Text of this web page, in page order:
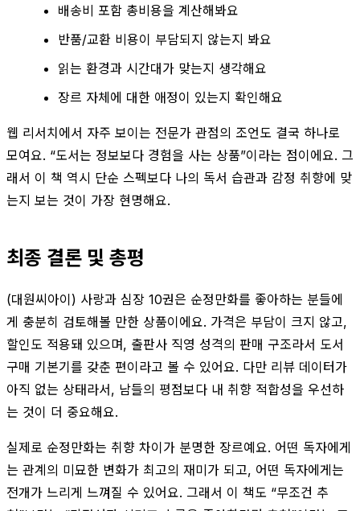
배송비 포함 총비용을 계산해봐요
반품/교환 비용이 부담되지 않는지 봐요
읽는 환경과 시간대가 맞는지 생각해요
장르 자체에 대한 애정이 있는지 확인해요
웹 리서치에서 자주 보이는 전문가 관점의 조언도 결국 하나로
모여요. “도서는 정보보다 경험을 사는 상품”이라는 점이에요. 그
래서 이 책 역시 단순 스펙보다 나의 독서 습관과 감정 취향에 맞
는지 보는 것이 가장 현명해요.
최종 결론 및 총평
(대원씨아이) 사랑과 심장 10권은 순정만화를 좋아하는 분들에
게 충분히 검토해볼 만한 상품이에요. 가격은 부담이 크지 않고,
할인도 적용돼 있으며, 출판사 직영 성격의 판매 구조라서 도서
구매 기본기를 갖춘 편이라고 볼 수 있어요. 다만 리뷰 데이터가
아직 없는 상태라서, 남들의 평점보다 내 취향 적합성을 우선하
는 것이 더 중요해요.
실제로 순정만화는 취향 차이가 분명한 장르예요. 어떤 독자에게
는 관계의 미묘한 변화가 최고의 재미가 되고, 어떤 독자에게는
전개가 느리게 느껴질 수 있어요. 그래서 이 책도 “무조건 추